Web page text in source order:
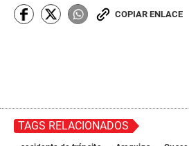
COPIAR ENLACE
TAGS RELACIONADOS